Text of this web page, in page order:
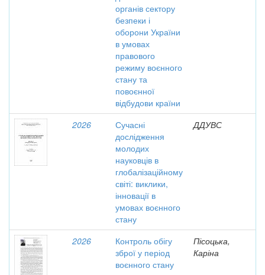
органів сектору
безпеки і
оборони України
в умовах
правового
режиму воєнного
стану та
повоєнної
відбудови країни
2026
Сучасні
дослідження
молодих
науковців в
глобалізаційному
світі: виклики,
інновації в
умовах воєнного
стану
ДДУВС
2026
Контроль обігу
зброї у період
воєнного стану
Пісоцька,
Каріна